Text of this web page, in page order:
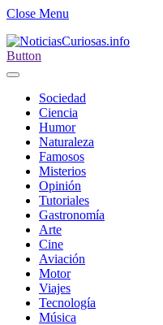
Close Menu
Button
Sociedad
Ciencia
Humor
Naturaleza
Famosos
Misterios
Opinión
Tutoriales
Gastronomía
Arte
Cine
Aviación
Motor
Viajes
Tecnología
Música